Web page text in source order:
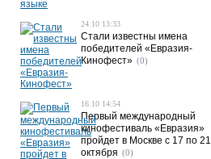
24.10 13:33
Стали известны имена
победителей «Евразия-
Кинофест» (0)
16.10 14:54
Первый международный
кинофестиваль «Евразия»
пройдет в Москве с 17 по 21
октября (0)